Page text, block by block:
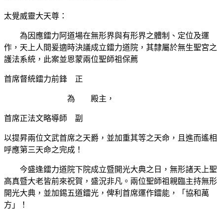
太覺威靈大天尊：
為因應鐳力阿道場在無形界與有形界之體制、定位及運
作，天上人間爰適時決議成立鐳力道院，其隸屬於無生聖宮之
護法系統，此案並恩蒙兩位聖師祖保薦
首席督統鐳力前鋒 正
為 殿主，
首席正法文略導師 副
以提昇兩位文武首席之天爵，並加重其等之天命，且進而遙相
呼應第三天命之完成！
今盛逢鐳力道院下院成立暨開光大典之日，無形諸天上聖
高真暨大老皆前來祝賀，盛況非凡。兩位聖師祖親臨主持無形
開光大典，並加錫五道鐳光，俾利首席運作鐳能，「協和萬
方」！